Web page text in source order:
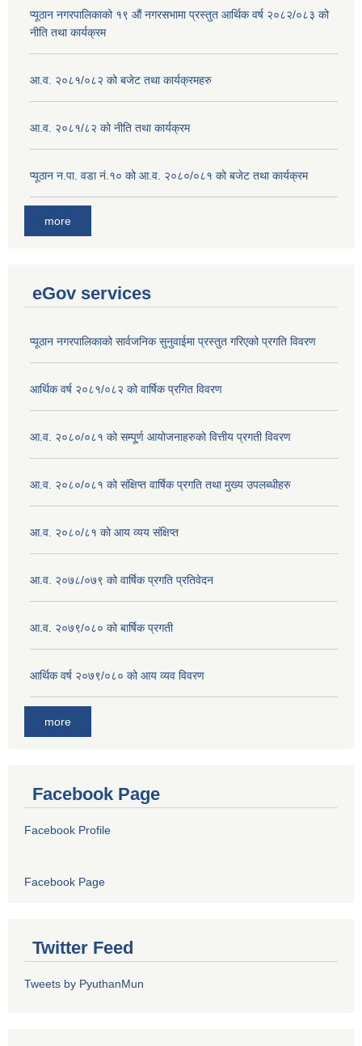
प्यूठान नगरपालिकाको १९ औं नगरसभामा प्रस्तुत आर्थिक वर्ष २०८२/०८३ को
नीति तथा कार्यक्रम
आ.व. २०८१/०८२ को बजेट तथा कार्यक्रमहरु
आ.व. २०८१/८२ को नीति तथा कार्यक्रम
प्यूठान न.पा. वडा नं.१० को आ.व. २०८०/०८१ को बजेट तथा कार्यक्रम
more
eGov services
प्यूठान नगरपालिकाको सार्वजनिक सुनुवाईमा प्रस्तुत गरिएको प्रगति विवरण
आर्थिक वर्ष २०८१/०८२ को वार्षिक प्रगित विवरण
आ.व. २०८०/०८१ को सम्पू्र्ण आयोजनाहरुको वित्तीय प्रगती विवरण
आ.व. २०८०/०८१ को संक्षिप्त वार्षिक प्रगति तथा मुख्य उपलब्धीहरु
आ.व. २०८०/८१ को आय व्यय संक्षिप्त
आ.व. २०७८/०७९ को वार्षिक प्रगति प्रतिवेदन
आ.व. २०७९/०८० को बार्षिक प्रगती
आर्थिक वर्ष २०७९/०८० को आय व्यव विवरण
more
Facebook Page
Facebook Profile
Facebook Page
Twitter Feed
Tweets by PyuthanMun